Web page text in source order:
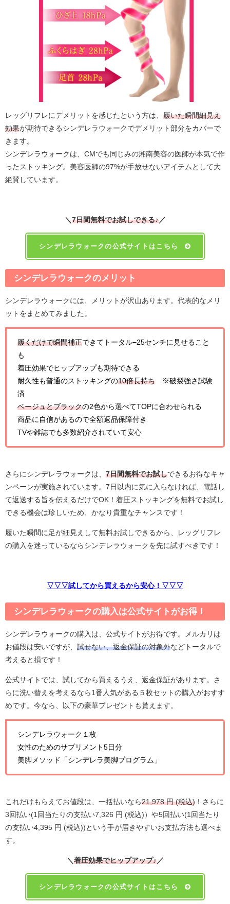
レッグリフレにデメリットを感じたという方は、 履いた瞬間細見え
効果が期待できるシンデレラウォークでデメリット部分をカバーで
きます。
シンデレラウォークは、CMでも同じみの湘南美容の医師が本気で作
ったストッキング。美容医師の97%が手放せないアイテムとして大
絶賛しています。
＼ 7日間無料でお試しできる♪／
シンデレラウォークの公式サイトはこちら
シンデレラウォークのメリット
シンデレラウォークには、メリットが沢山あります。代表的なメリ
ットをまとめてみました。
履くだけで瞬間補正できてトータル−25センチに見せること
も
着圧効果でヒップアップも期待できる
耐久性も普通のストッキングの10倍長持ち ※破裂強さ試験
済
ベージュとブラックの2色から選べてTOPに合わせられる
商品に自信があるので全額返品保障付き
TVや雑誌でも多数紹介されていて安心
さらにシンデレラウォークは、 7日間無料でお試しできるお得なキャ
ンペーンが実施されています。7日以内に気に入らなければ、電話し
て返送する旨を伝えるだけでOK！着圧ストッキングを無料でお試し
できる機会は珍しいため、かなり貴重なチャンスです！
履いた瞬間に足が細見えして無料お試しできるから、
レッグリフレ
の購入を迷っているならシンデレラウォークを先に試すべきです！
▽▽▽試してから買えるから安心！▽▽▽
シンデレラウォークの購入は公式サイトがお得！
シンデレラウォークの購入は、公式サイトがお得です。メルカリは
お値段は安いですが、 試せない、返金保証の対象外などトータルで
考えると損です！
公式サイトでは、 試してから買えるうえ、返金保証があります。さ
らに洗い替えを考えるなら1番人気がある５枚セットの購入がおすす
めです。今なら、以下の豪華プレゼントも貰えます。
シンデレラウォーク１枚
女性のためのサプリメント5日分
美脚メソッド「シンデレラ美脚プログラム」
これだけもらえてお値段は、一括払いなら21,978 円 (税込) ！さらに
3回払い(1回当たりの支払い7,326 円 (税込)） や5回払い(1回当たり
の支払い4,395 円 (税込))という手が届きやすいお支払方法も選べま
す。
＼ 着圧効果でヒップアップ♪／
シンデレラウォークの公式サイトはこちら